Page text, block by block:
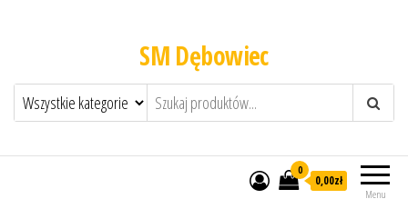
SM Dębowiec
Menu
0
0,00zł